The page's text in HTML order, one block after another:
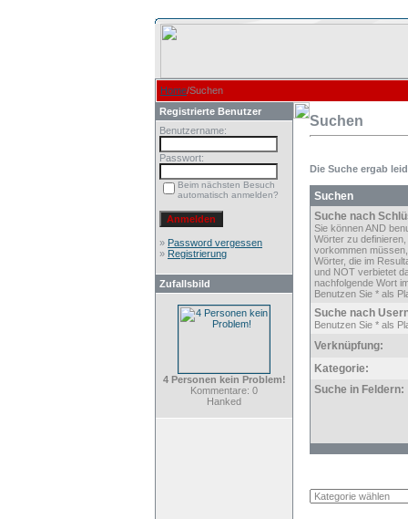
Home/Suchen
Registrierte Benutzer
Benutzername:
Passwort:
Beim nächsten Besuch
automatisch anmelden?
» Password vergessen
» Registrierung
Zufallsbild
4 Personen kein Problem!
Kommentare: 0
Hanked
Suchen
Die Suche ergab
Suchen
Suche nach
Sie können AND
Wörter zu definieren,
vorkommen
Wörter, die im
und NOT verbietet
nachfolgende Wort
Benutzen Sie * als
Suche nach
Benutzen Sie * als
Verknüpfung:
Kategorie:
Suche in Feldern: